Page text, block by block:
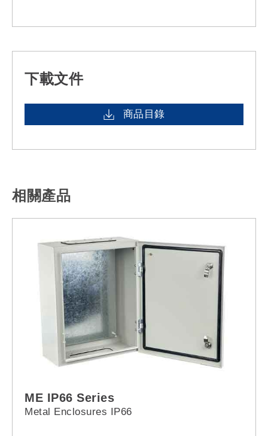
下載文件
商品目錄
相關產品
ME IP66 Series
Metal Enclosures IP66